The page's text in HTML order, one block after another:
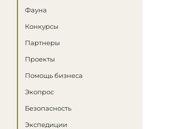
Фауна
Конкурсы
Партнеры
Проекты
Помощь бизнеса
Экопрос
Безопасность
Экспедиции